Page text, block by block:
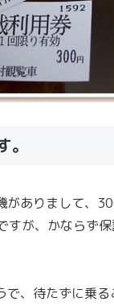
がありまして、
すが、かならず
で、待たずに乗